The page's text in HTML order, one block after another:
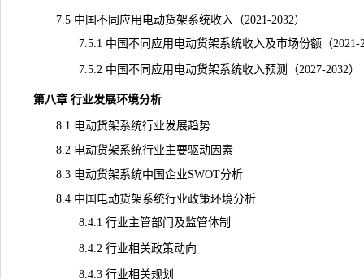
7.5 中国不同应用电动货架系统收入（2021-2032）
7.5.1 中国不同应用电动货架系统收入及市场份额（2021-
7.5.2 中国不同应用电动货架系统收入预测（2027-2032）
第八章 行业发展环境分析
8.1 电动货架系统行业发展趋势
8.2 电动货架系统行业主要驱动因素
8.3 电动货架系统中国企业SWOT分析
8.4 中国电动货架系统行业政策环境分析
8.4.1 行业主管部门及监管体制
8.4.2 行业相关政策动向
8.4.3 行业相关规划